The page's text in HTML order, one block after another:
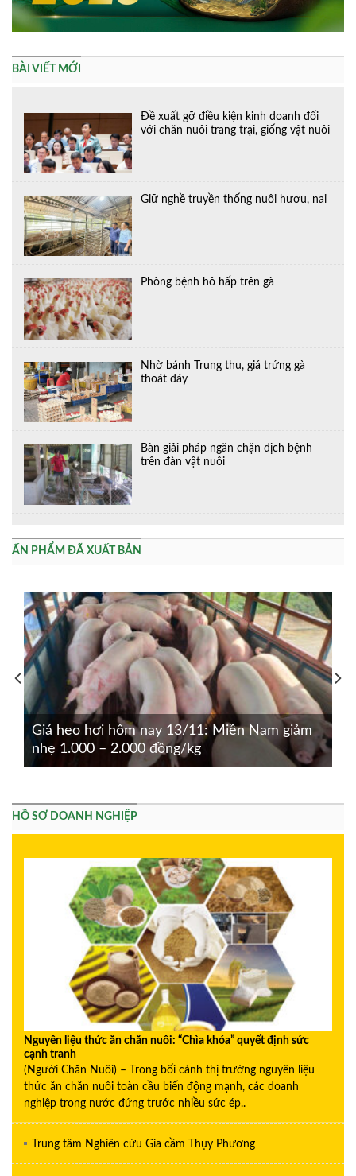
BÀI VIẾT MỚI
Đề xuất gỡ điều kiện kinh doanh đối
với chăn nuôi trang trại, giống vật nuôi
Giữ nghề truyền thống nuôi hươu, nai
Phòng bệnh hô hấp trên gà
Nhờ bánh Trung thu, giá trứng gà
thoát đáy
Bàn giải pháp ngăn chặn dịch bệnh
trên đàn vật nuôi
ẤN PHẨM ĐÃ XUẤT BẢN
Giá heo hơi hôm nay 13/11: Miền Nam giảm
nhẹ 1.000 – 2.000 đồng/kg
HỒ SƠ DOANH NGHIỆP
Nguyên liệu thức ăn chăn nuôi: “Chìa khóa” quyết định sức
cạnh tranh
(Người Chăn Nuôi) – Trong bối cảnh thị trường nguyên liệu
thức ăn chăn nuôi toàn cầu biến động mạnh, các doanh
nghiệp trong nước đứng trước nhiều sức ép..
Trung tâm Nghiên cứu Gia cầm Thụy Phương